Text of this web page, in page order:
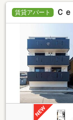
賃貸アパート Ｃ